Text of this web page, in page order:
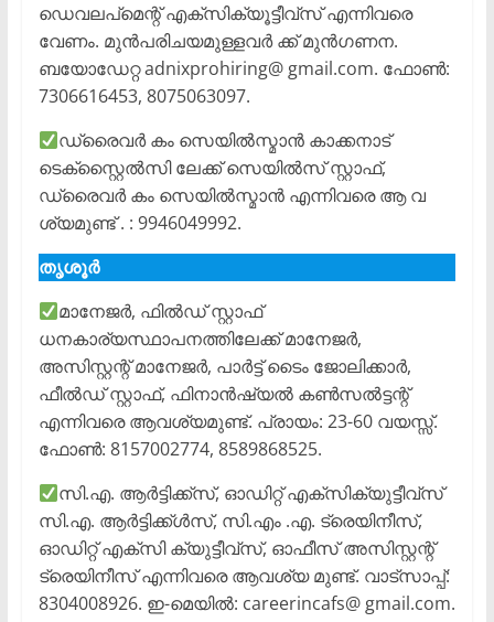
ഡെവലപ്മെന്റ് എക്സിക്യൂട്ടീവ്സ് എന്നിവരെ
വേണം. മുൻപരിചയമുള്ളവർ ക്ക് മുൻഗണന.
ബയോഡേറ്റ adnixprohiring@ gmail.com. ഫോൺ:
7306616453, 8075063097.
ഡ്രൈവർ കം സെയിൽസ്മാൻ കാക്കനാട്
ടെക്സ്റ്റൈൽസി ലേക്ക് സെയിൽസ് സ്റ്റാഫ്,
ഡ്രൈവർ കം സെയിൽസ്മാൻ എന്നിവരെ ആ വ
ശ്യമുണ്ട് . : 9946049992.
തൃശൂർ
മാനേജർ, ഫിൽഡ് സ്റ്റാഫ്
ധനകാര്യസ്ഥാപനത്തിലേക്ക് മാനേജർ,
അസിസ്റ്റന്റ് മാനേജർ, പാർട്ട് ടൈം ജോലിക്കാർ,
ഫീൽഡ് സ്റ്റാഫ്, ഫിനാൻഷ്യൽ കൺസൽട്ടന്റ്
എന്നിവരെ ആവശ്യമുണ്ട്. പ്രായം: 23-60 വയസ്സ്.
ഫോൺ: 8157002774, 8589868525.
സി.എ. ആർട്ടിക്ക്സ്, ഓഡിറ്റ് എക്സിക്യുട്ടീവ്സ്
സി.എ. ആർട്ടിക്ക്ൾസ്, സി.എം .എ. ട്രെയിനീസ്,
ഓഡിറ്റ് എക്സി ക്യുട്ടീവ്സ്, ഓഫീസ് അസിസ്റ്റന്റ്
ട്രെയിനീസ് എന്നിവരെ ആവശ്യ മുണ്ട്. വാട്സാപ്പ്:
8304008926. ഇ-മെയിൽ: careerincafs@ gmail.com.